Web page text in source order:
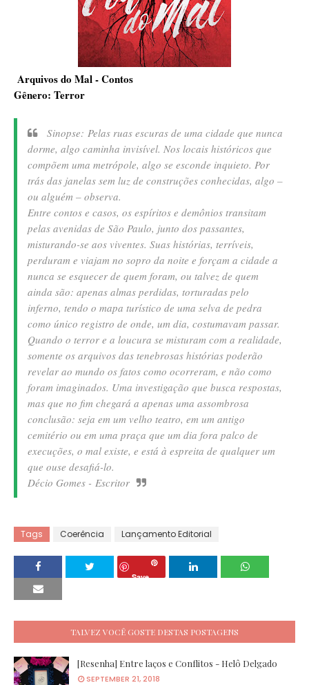
Arquivos do Mal - Contos
Gênero: Terror
Sinopse: Pelas ruas escuras de uma cidade que nunca
dorme, algo caminha invisível. Nos locais históricos que
compõem uma metrópole, algo se esconde inquieto. Por
trás das janelas sem luz de construções conhecidas, algo –
ou alguém – observa.
Entre contos e casos, os espíritos e demônios transitam
pelas avenidas de São Paulo, junto dos passantes,
misturando-se aos viventes. Suas histórias, terríveis,
perduram e viajam no sopro da noite e forçam a cidade a
nunca se esquecer de quem foram, ou talvez de quem
ainda são: apenas almas perdidas, torturadas pelo
inferno, tendo o mapa turístico de uma selva de pedra
como único registro de onde, um dia, costumavam passar.
Quando o terror e a loucura se misturam com a realidade,
somente os arquivos das tenebrosas histórias poderão
revelar ao mundo os fatos como ocorreram, e não como
foram imaginados. Uma investigação que busca respostas,
mas que no fim chegará a apenas uma assombrosa
conclusão: seja em um velho teatro, em um antigo
cemitério ou em uma praça que um dia fora palco de
execuções, o mal existe, e está à espreita de qualquer um
que ouse desafiá-lo.
Décio Gomes - Escritor
Tags Coerência Lançamento Editorial
Save
TALVEZ VOCÊ GOSTE DESTAS POSTAGENS
[Resenha] Entre laços e Conflitos - Helô Delgado
SEPTEMBER 21, 2018